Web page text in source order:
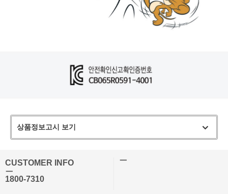
상품정보고시 보기
CUSTOMER INFO
ㅡ
1800-7310
ㅡ